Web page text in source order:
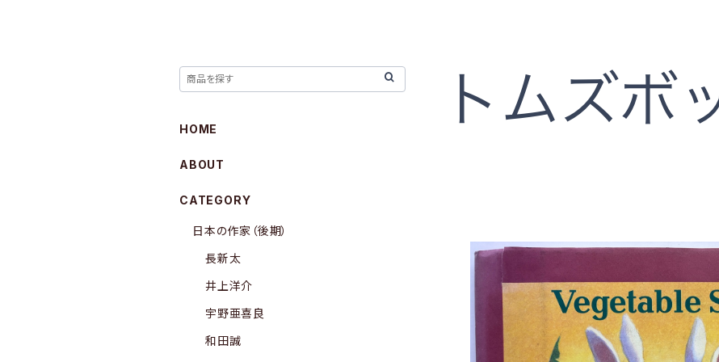
HOME
ABOUT
CATEGORY
日本の作家（後期）
長新太
井上洋介
宇野亜喜良
和田誠